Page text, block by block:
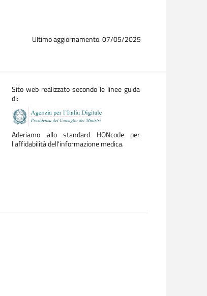
Ultimo aggiornamento: 07/05/2025
Sito web realizzato secondo le linee guida
di:
Aderiamo allo standard HONcode per
l'affidabilità dell'informazione medica.